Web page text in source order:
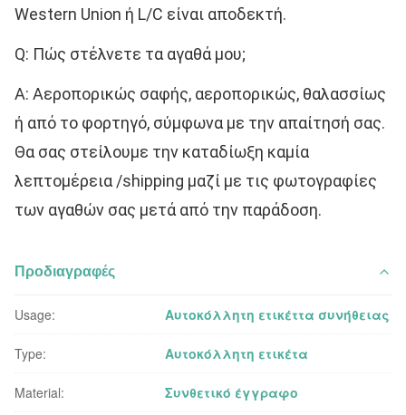
Western Union ή L/C είναι αποδεκτή.
Q: Πώς στέλνετε τα αγαθά μου;
Α: Αεροπορικώς σαφής, αεροπορικώς, θαλασσίως
ή από το φορτηγό, σύμφωνα με την απαίτησή σας.
Θα σας στείλουμε την καταδίωξη καμία
λεπτομέρεια /shipping μαζί με τις φωτογραφίες
των αγαθών σας μετά από την παράδοση.
Προδιαγραφές
Usage: Αυτοκόλλητη ετικέττα συνήθειας
Type: Αυτοκόλλητη ετικέτα
Material: Συνθετικό έγγραφο